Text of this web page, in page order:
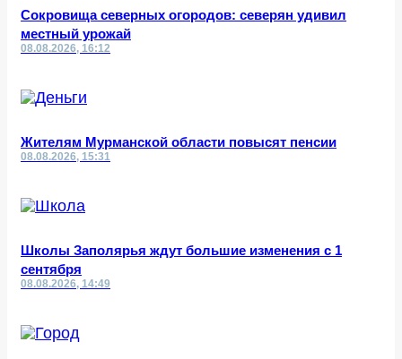
Сокровища северных огородов: северян удивил
местный урожай
08.08.2026, 16:12
Жителям Мурманской области повысят пенсии
08.08.2026, 15:31
Школы Заполярья ждут большие изменения с 1
сентября
08.08.2026, 14:49